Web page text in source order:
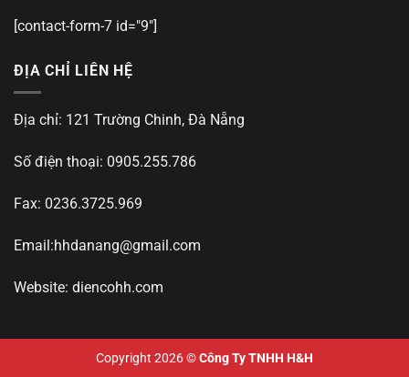
[contact-form-7 id="9"]
ĐỊA CHỈ LIÊN HỆ
Địa chỉ: 121 Trường Chinh, Đà Nẵng
Số điện thoại: 0905.255.786
Fax: 0236.3725.969
Email:hhdanang@gmail.com
Website: diencohh.com
Copyright 2026 ©Công Ty TNHH H&H